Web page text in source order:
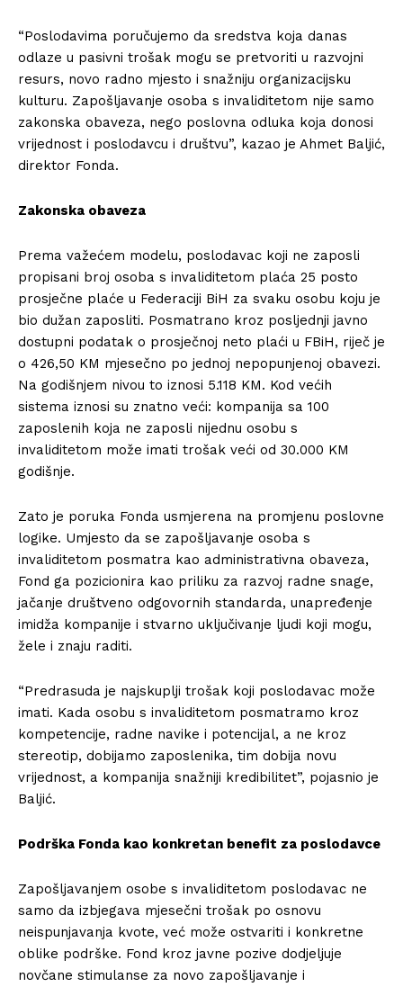
“Poslodavima poručujemo da sredstva koja danas
odlaze u pasivni trošak mogu se pretvoriti u razvojni
resurs, novo radno mjesto i snažniju organizacijsku
kulturu. Zapošljavanje osoba s invaliditetom nije samo
zakonska obaveza, nego poslovna odluka koja donosi
vrijednost i poslodavcu i društvu”, kazao je Ahmet Baljić,
direktor Fonda.
Zakonska obaveza
Prema važećem modelu, poslodavac koji ne zaposli
propisani broj osoba s invaliditetom plaća 25 posto
prosječne plaće u Federaciji BiH za svaku osobu koju je
bio dužan zaposliti. Posmatrano kroz posljednji javno
dostupni podatak o prosječnoj neto plaći u FBiH, riječ je
o 426,50 KM mjesečno po jednoj nepopunjenoj obavezi.
Na godišnjem nivou to iznosi 5.118 KM. Kod većih
sistema iznosi su znatno veći: kompanija sa 100
zaposlenih koja ne zaposli nijednu osobu s
invaliditetom može imati trošak veći od 30.000 KM
godišnje.
Zato je poruka Fonda usmjerena na promjenu poslovne
logike. Umjesto da se zapošljavanje osoba s
invaliditetom posmatra kao administrativna obaveza,
Fond ga pozicionira kao priliku za razvoj radne snage,
jačanje društveno odgovornih standarda, unapređenje
imidža kompanije i stvarno uključivanje ljudi koji mogu,
žele i znaju raditi.
“Predrasuda je najskuplji trošak koji poslodavac može
imati. Kada osobu s invaliditetom posmatramo kroz
kompetencije, radne navike i potencijal, a ne kroz
stereotip, dobijamo zaposlenika, tim dobija novu
vrijednost, a kompanija snažniji kredibilitet”, pojasnio je
Baljić.
Podrška Fonda kao konkretan benefit za poslodavce
Zapošljavanjem osobe s invaliditetom poslodavac ne
samo da izbjegava mjesečni trošak po osnovu
neispunjavanja kvote, već može ostvariti i konkretne
oblike podrške. Fond kroz javne pozive dodjeljuje
novčane stimulanse za novo zapošljavanje i